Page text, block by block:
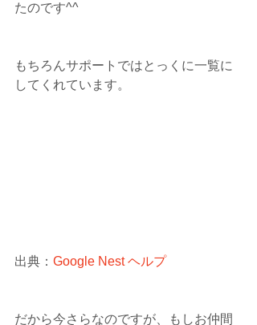
たのです^^
もちろんサポートではとっくに一覧に
してくれています。
出典： Google Nest ヘルプ
だから今さらなのですが、もしお仲間